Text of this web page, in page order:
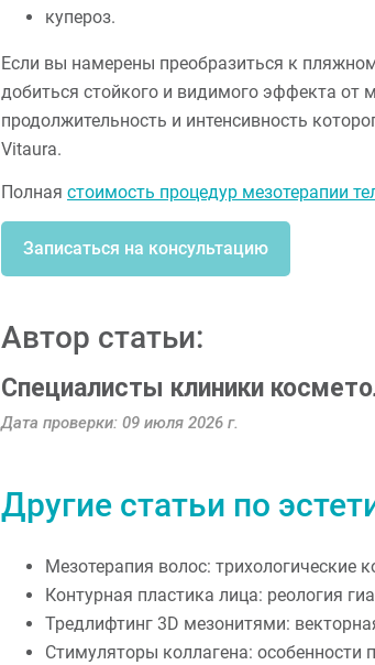
купероз.
Если вы намерены преобразиться к
добиться стойкого и видимого эффекта от
продолжительность и интенсивность
Vitaura.
Полная стоимость процедур мезотерапии
Записаться на консультацию
Автор статьи:
Специалисты клиники
Дата проверки: 09 июля 2026 г.
Другие статьи по
Мезотерапия волос: трихологические
Контурная пластика лица: реология
Тредлифтинг 3D мезонитями:
Стимуляторы коллагена: особенности